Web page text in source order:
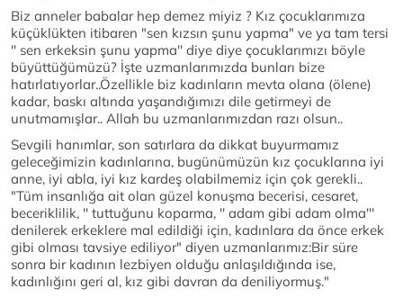
Biz anneler babalar hep demez miyiz ? Kız çocuklarımıza
küçüklükten itibaren "sen kızsın şunu yapma" ve ya tam tersi
'' sen erkeksin şunu yapma'' diye diye çocuklarımızı böyle
büyüttüğümüzü? İşte uzmanlarımızda bunları bize
hatırlatıyorlar..Özellikle biz kadınların mevta olana (ölene)
kadar, baskı altında yaşandığımızı dile getirmeyi de
unutmamışlar.. Allah bu uzmanlarımızdan razı olsun..
Sevgili hanımlar, son satırlara da dikkat buyurmamız
geleceğimizin kadınlarına, bugünümüzün kız çocuklarına iyi
anne, iyi abla, iyi kız kardeş olabilmemiz için çok gerekli..
"Tüm insanlığa ait olan güzel konuşma becerisi, cesaret,
beceriklilik, '' tuttuğunu koparma, '' adam gibi adam olma'''
denilerek erkeklere mal edildiği için, kadınlara da önce erkek
gibi olması tavsiye ediliyor" diyen uzmanlarımız:Bir süre
sonra bir kadının lezbiyen olduğu anlaşıldığında ise,
kadınlığını geri al, kız gibi davran da deniliyormuş."